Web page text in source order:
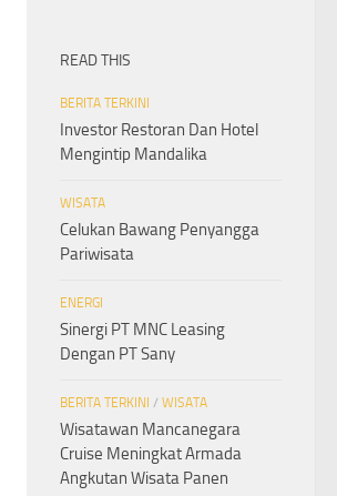
READ THIS
BERITA TERKINI
Investor Restoran Dan Hotel
Mengintip Mandalika
WISATA
Celukan Bawang Penyangga
Pariwisata
ENERGI
Sinergi PT MNC Leasing
Dengan PT Sany
BERITA TERKINI / WISATA
Wisatawan Mancanegara
Cruise Meningkat Armada
Angkutan Wisata Panen